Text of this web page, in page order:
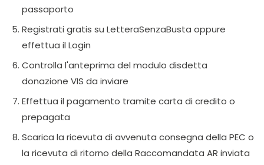
passaporto
Registrati gratis su LetteraSenzaBusta oppure
effettua il Login
Controlla l'anteprima del modulo disdetta
donazione VIS da inviare
Effettua il pagamento tramite carta di credito o
prepagata
Scarica la ricevuta di avvenuta consegna della PEC o
la ricevuta di ritorno della Raccomandata AR inviata